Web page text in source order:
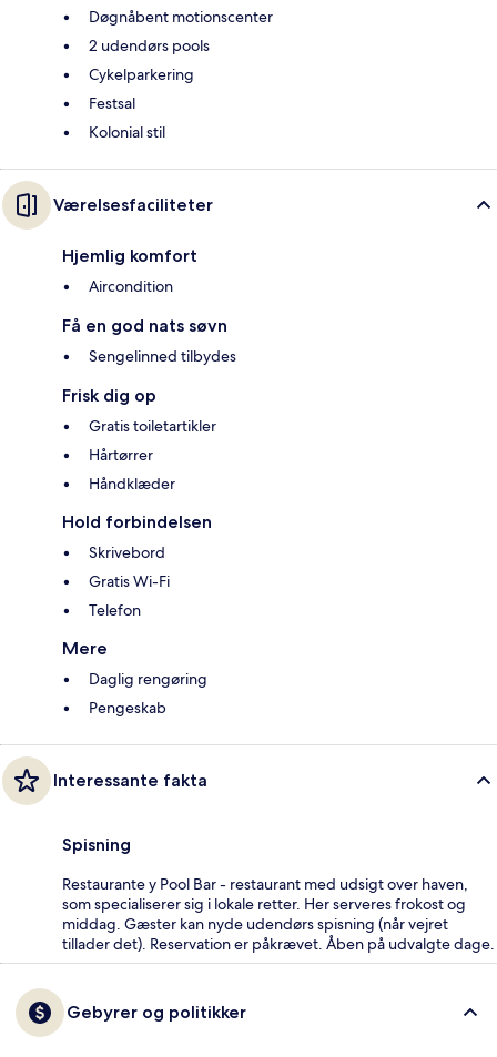
Døgnåbent motionscenter
2 udendørs pools
Cykelparkering
Festsal
Kolonial stil
Værelsesfaciliteter
Hjemlig komfort
Aircondition
Få en god nats søvn
Sengelinned tilbydes
Frisk dig op
Gratis toiletartikler
Hårtørrer
Håndklæder
Hold forbindelsen
Skrivebord
Gratis Wi-Fi
Telefon
Mere
Daglig rengøring
Pengeskab
Interessante fakta
Spisning
Restaurante y Pool Bar - restaurant med udsigt over haven,
som specialiserer sig i lokale retter. Her serveres frokost og
middag. Gæster kan nyde udendørs spisning (når vejret
tillader det). Reservation er påkrævet. Åben på udvalgte dage.
Gebyrer og politikker